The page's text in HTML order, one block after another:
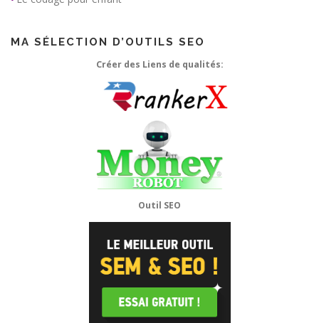
MA SÉLECTION D’OUTILS SEO
Créer des Liens de qualités:
Outil SEO